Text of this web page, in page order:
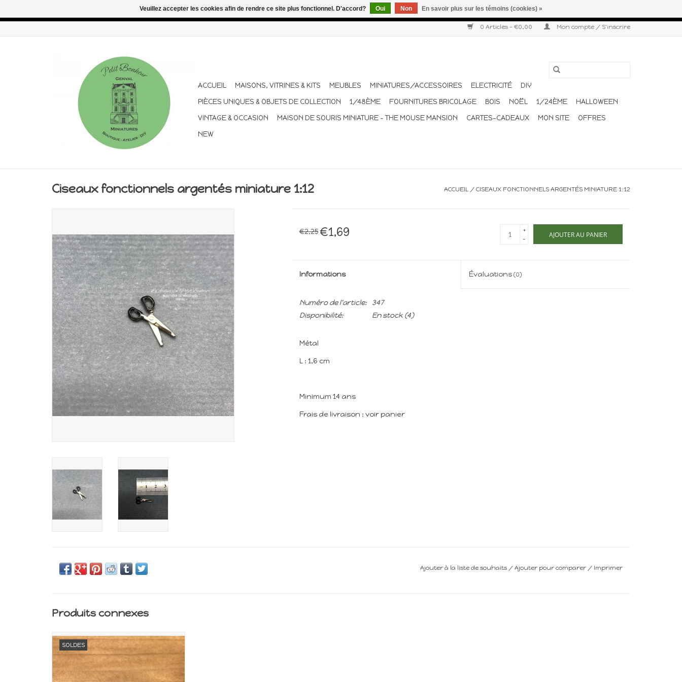
0 Articles - €0,00 Mon compte / S'inscrire
ACCUEIL MAISONS, VITRINES & KITS MEUBLES MINIATURES/ACCESSOIRES ELECTRICITÉ
DIY
PIÈCES UNIQUES & OBJETS DE COLLECTION
1/48ÈME FOURNITURES BRICOLAGE BOIS NOËL 1/24ÈME
HALLOWEEN
VINTAGE & OCCASION
MAISON DE SOURIS MINIATURE - THE MOUSE MANSION CARTES-CADEAUX MON SITE
OFFRES
NEW
Ciseaux fonctionnels argentés miniature 1:12 ACCUEIL / CISEAUX FONCTIONNELS ARGENTÉS MINIATURE 1:12
€2,25 €1,69
+
-
AJOUTER AU PANIER
Informations Évaluations(0)
Numéro de l'article:
347
Disponibilité:
En stock(4)
Métal
L : 1,6 cm
Minimum 14 ans
Frais de livraison : voir panier
Ajouter à la liste de souhaits / Ajouter pour comparer / Imprimer
Produits connexes
SOLDES
Miniature pour maison de poupée
Echelle 1:12
AJOUTER AU PANIER
Veuillez accepter les cookies afin de rendre ce site plus fonctionnel. D'accord? Oui Non En savoir plus sur les témoins (cookies) »
Congés d'été : les commandes continuent d'être expédiées pendant les vacances. Les envois sont effectués une à deux fois par semaine. Merci pour votre compréhension et votre confiance.